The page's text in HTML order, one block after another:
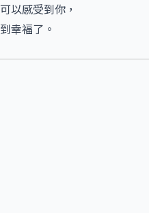
以感受到你，
幸福了。